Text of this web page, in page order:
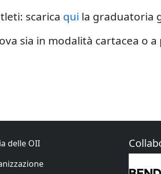
scarica qui la graduatoria
sia in modalità cartacea o a
delle OII